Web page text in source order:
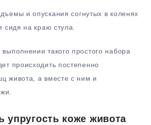
и опускания согнутых в коленях
сидя на краю стула.
такого простого набора
происходить постепенно
живота, а вместе с ним и
упругость коже живота